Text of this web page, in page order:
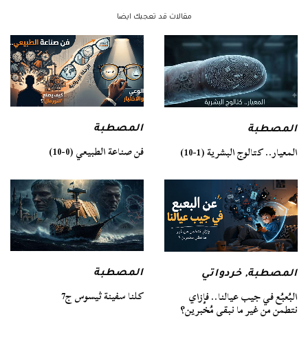
مقالات قد تعجبك ايضا
المصطبة
المعيار.. كتالوج البشرية (1-10)
المصطبة
فن صناعة الطبيعي (0-10)
المصطبة,خردواتي
البُعبُع في جيب عيالنا.. فإزاي
نتطمن من غير ما نبقى مُخبرين؟
المصطبة
كلنا سفينة ثيسوس ج7